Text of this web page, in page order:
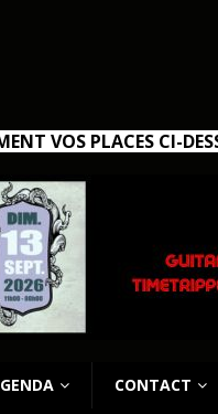
VOS PLACES CI-
CONTACT